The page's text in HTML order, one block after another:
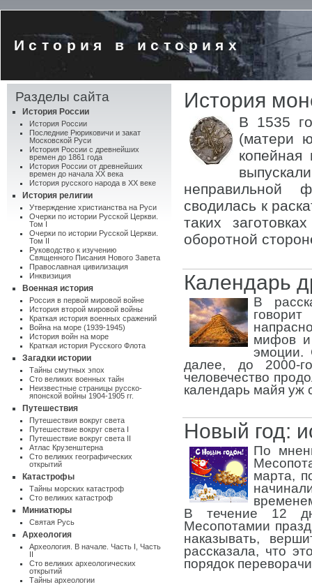
История в историях
Разделы сайта
История России
История России
Последние Рюриковичи и закат
Московской Руси
История России с древнейших
времен до 1861 года
История России от древнейших
времен до начала XX века
История русского народа в XX веке
История религии
Утверждение христианства на Руси
Очерки по истории Русской Церкви.
Том I
Очерки по истории Русской Церкви.
Том II
Руководство к изучению
Священного Писания Нового Завета
Православная цивилизация
Инквизиция
Военная история
Россия в первой мировой войне
История второй мировой войны
Краткая история военных сражений
Война на море (1939-1945)
История войн на море
Краткая история Русского Флота
Загадки истории
Тайны смутных эпох
Сто великих военных тайн
Неизвестные страницы русско-
японской войны 1904-1905 гг.
Путешествия
Путешествия вокруг света
Путешествие вокруг света I
Путешествие вокруг света II
Атлас Крузенштерна
Cто великих географических
открытий
Катастрофы
Тайны морских катастроф
Сто великих катастроф
Миниатюры
Святая Русь
Археология
Археология. В начале. Часть I Часть
II
Сто великих археологических
открытий
Тайны археологии
История
В 1535
(матери
копейная
неправильной
сводилась к
таких
оборотной
Календарь
В
мифов и
эмоции.
далее, до 2000-
человечество
календарь майя уж
Новый год:
По
марта,
В течение 12
Месопотамии
наказывать,
рассказала, что
порядок